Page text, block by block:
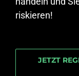
riskieren!
JETZT